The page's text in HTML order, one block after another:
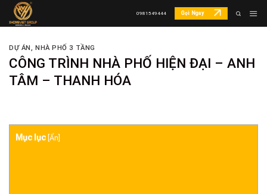
Skip
0981549444 Gọi Ngay
DỰ ÁN, NHÀ PHỐ 3 TẦNG
CÔNG TRÌNH NHÀ PHỐ HIỆN ĐẠI – ANH
TÂM – THANH HÓA
Mục lục Ẩn